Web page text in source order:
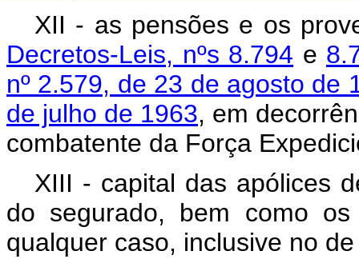
XII - as pensões e os
Decretos-Leis, nºs 8.794 e
nº 2.579, de 23 de agosto de
de julho de 1963, em
combatente da Força
XIII - capital das apólices
do segurado, bem como
qualquer caso, inclusive no